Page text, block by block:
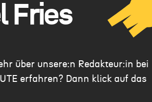
Fries
über unsere:n Redakteur:in bei
erfahren? Dann klick auf das